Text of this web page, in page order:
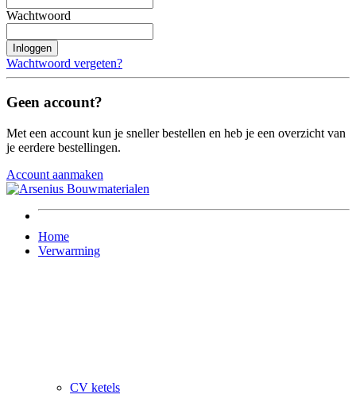
Wachtwoord
Inloggen
Wachtwoord vergeten?
Geen account?
Met een account kun je sneller bestellen en heb je een overzicht van
je eerdere bestellingen.
Account aanmaken
Home
Verwarming
CV ketels